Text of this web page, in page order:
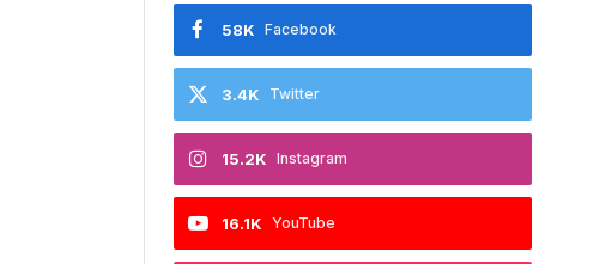
Facebook
58K
Twitter
3.4K
Instagram
15.2K
YouTube
16.1K